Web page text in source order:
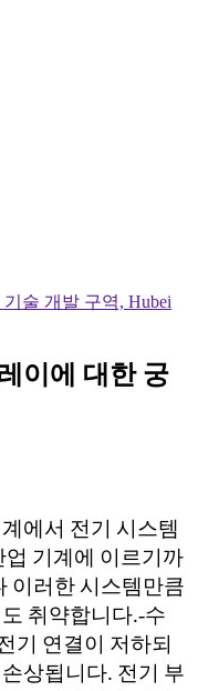
기술 개발 구역, Hubei
이에 대한 궁
에서 전기 시스템
업 기계에 이르기까
이러한 시스템만큼
취약합니다.-수
기 연결이 저하되
상됩니다. 전기 부